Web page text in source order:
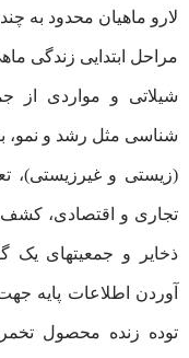
لارو ماهیان محدود به
مراحل ابتدایی زندگی
شیلاتی و مواردی از
شناسی مثل رشد و نمو،
(زیستی و غیرزیستی)،
تجاری و اقتصادی، کشف
ذخایر و جمعیتهای یک
آوردن اطلاعات پایه
توده زنده محصول